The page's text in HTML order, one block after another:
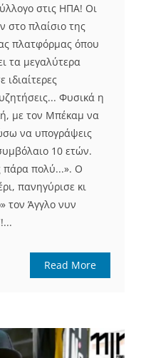
στις ΗΠΑ! Οι
στο πλαίσιο της
πλατφόρμας όπου
τα μεγαλύτερα
Φυσικά η
με τον Μπέκαμ να
να υπογράψεις
10 ετών.
πολύ...». Ο
πανηγύρισε κι
τον Άγγλο νυν
Read More